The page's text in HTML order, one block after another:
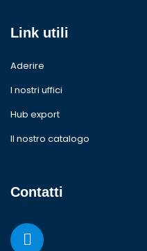
Link utili
Aderire
I nostri uffici
Hub export
Il nostro catalogo
Contatti